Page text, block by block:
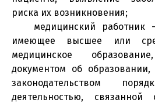
риска их возникновения;
медицинский работник
имеющее высшее или
медицинское
документом об
законодательством
деятельностью,